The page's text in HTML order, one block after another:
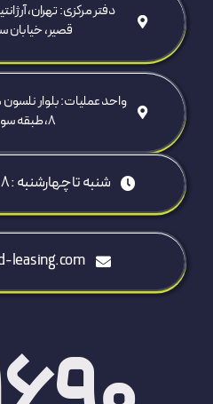
دفتر مرکزی: تهران،
قصیر، خیابان
واحد عملیات: بلوار نلسون
۸، طبقه سوم، واحد ۹
شنبه تا چهارشنبه : 8 صبح تا ۵ بعد از ظهر
leasing.com